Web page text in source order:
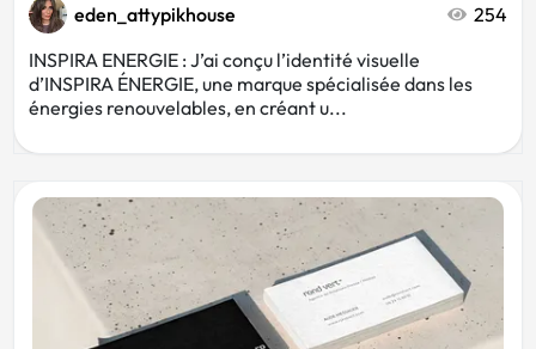
eden_attypikhouse
254
INSPIRA ENERGIE : J’ai conçu l’identité visuelle
d’INSPIRA ÉNERGIE, une marque spécialisée dans les
énergies renouvelables, en créant u...